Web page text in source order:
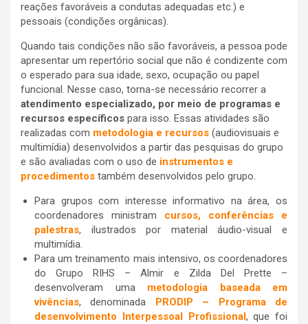
reações favoráveis a condutas adequadas etc.) e
pessoais (condições orgânicas).
Quando tais condições não são favoráveis, a pessoa pode
apresentar um repertório social que não é condizente com
o esperado para sua idade, sexo, ocupação ou papel
funcional. Nesse caso, torna-se necessário recorrer a
atendimento especializado, por meio de programas e
recursos específicos para isso. Essas atividades são
realizadas com metodologia e recursos (audiovisuais e
multimídia) desenvolvidos a partir das pesquisas do grupo
e são avaliadas com o uso de instrumentos e
procedimentos também desenvolvidos pelo grupo.
Para grupos com interesse informativo na área, os
coordenadores ministram cursos, conferências e
palestras, ilustrados por material áudio-visual e
multimídia.
Para um treinamento mais intensivo, os coordenadores
do Grupo RIHS – Almir e Zilda Del Prette –
desenvolveram uma metodologia baseada em
vivências, denominada PRODIP – Programa de
desenvolvimento Interpessoal Profissional, que foi